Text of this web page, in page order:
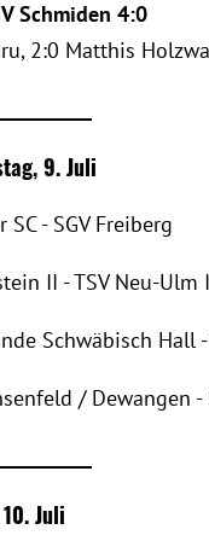
Schmiden 4:0
2:0 Matthis
9. Juli
- SGV Freiberg
II - TSV Neu-Ulm
Schwäbisch Hall
/ Dewangen -
Juli